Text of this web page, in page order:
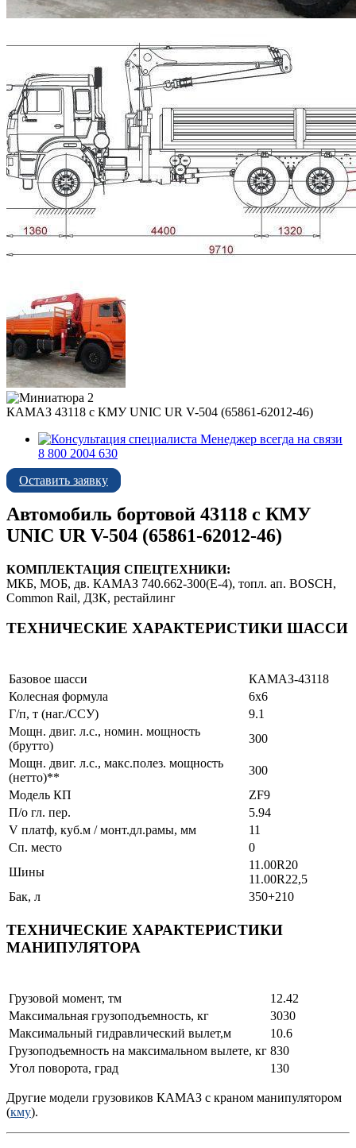
КАМАЗ 43118 с КМУ UNIC UR V-504 (65861-62012-46)
Менеджер всегда на связи
8 800 2004 630
Оставить заявку
Автомобиль бортовой 43118 с КМУ
UNIC UR V-504 (65861-62012-46)
КОМПЛЕКТАЦИЯ СПЕЦТЕХНИКИ:
МКБ, МОБ, дв. КАМАЗ 740.662-300(Е-4), топл. ап. BOSCH,
Common Rail, ДЗК, рестайлинг
ТЕХНИЧЕСКИЕ ХАРАКТЕРИСТИКИ ШАССИ
Базовое шасси
КАМАЗ-43118
Колесная формула
6х6
Г/п, т (наг./ССУ)
9.1
Мощн. двиг. л.с., номин. мощность
(брутто)
300
Мощн. двиг. л.с., макс.полез. мощность
(нетто)**
300
Модель КП
ZF9
П/о гл. пер.
5.94
V платф, куб.м / монт.дл.рамы, мм
11
Сп. место
0
Шины
11.00R20
11.00R22,5
Бак, л
350+210
ТЕХНИЧЕСКИЕ ХАРАКТЕРИСТИКИ
МАНИПУЛЯТОРА
Грузовой момент, тм
12.42
Максимальная грузоподъемность, кг
3030
Максимальный гидравлический вылет,м
10.6
Грузоподъемность на максимальном вылете, кг 830
Угол поворота, град
130
Другие модели грузовиков КАМАЗ с краном манипулятором
(кму).